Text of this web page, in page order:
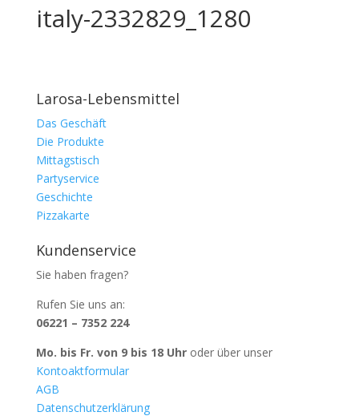
italy-2332829_1280
Larosa-Lebensmittel
Das Geschäft
Die Produkte
Mittagstisch
Partyservice
Geschichte
Pizzakarte
Kundenservice
Sie haben fragen?
Rufen Sie uns an:
06221 – 7352 224
Mo. bis Fr. von 9 bis 18 Uhroder über unser
Kontoaktformular
AGB
Datenschutzerklärung